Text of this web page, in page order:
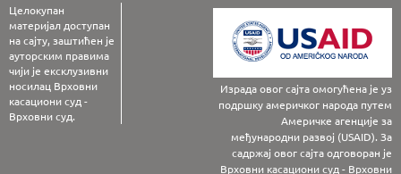
Целокупан
материјал доступан
на сајту, заштићен је
ауторским правима
чији је ексклузивни
носилац Врховни
касациони суд -
Врховни суд.
Израда овог сајта омогућена је уз
подршку америчког народа путем
Америчке агенције за
међународни развој (USAID). За
садржај овог сајта одговоран је
Врховни касациони суд - Врховни